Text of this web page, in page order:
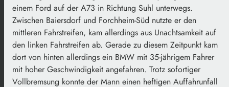
einem Ford auf der A73 in Richtung Suhl unterwegs.
Zwischen Baiersdorf und Forchheim-Süd nutzte er den
mittleren Fahrstreifen, kam allerdings aus Unachtsamkeit auf
den linken Fahrstreifen ab. Gerade zu diesem Zeitpunkt kam
dort von hinten allerdings ein BMW mit 35-jährigem Fahrer
mit hoher Geschwindigkeit angefahren. Trotz sofortiger
Vollbremsung konnte der Mann einen heftigen Auffahrunfall